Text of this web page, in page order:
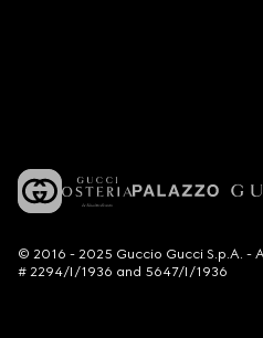
© 2016 - 2025 Guccio Gucci S.p.A. -
# 2294/I/1936 and 5647/I/1936